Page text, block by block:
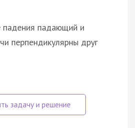
падения падающий и
перпендикулярны друг